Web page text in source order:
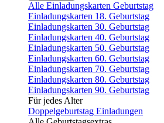
Alle Einladungskarten Geburtstag
Einladungskarten 18. Geburtstag
Einladungskarten 30. Geburtstag
Einladungskarten 40. Geburtstag
Einladungskarten 50. Geburtstag
Einladungskarten 60. Geburtstag
Einladungskarten 70. Geburtstag
Einladungskarten 80. Geburtstag
Einladungskarten 90. Geburtstag
Für jedes Alter
Doppelgeburtstag Einladungen